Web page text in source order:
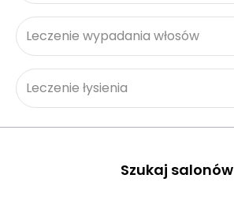
Leczenie wypadania włosów
Leczenie łysienia
Szukaj salonów